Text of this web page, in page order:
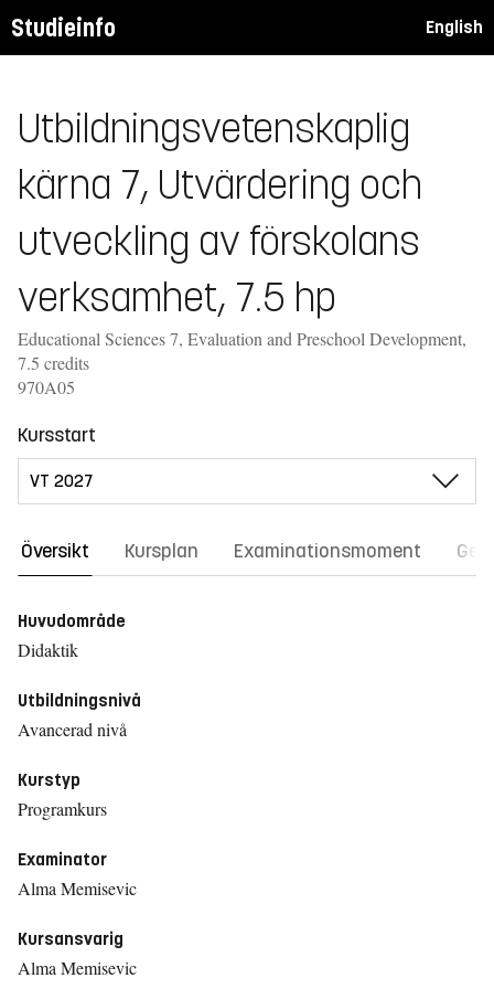
Studieinfo English
Utbildningsvetenskaplig
kärna 7, Utvärdering och
utveckling av förskolans
verksamhet, 7.5 hp
Educational Sciences 7, Evaluation and Preschool Development,
7.5 credits
970A05
Kursstart
Översikt Kursplan Examinationsmoment
Huvudområde
Didaktik
Utbildningsnivå
Avancerad nivå
Kurstyp
Programkurs
Examinator
Alma Memisevic
Kursansvarig
Alma Memisevic